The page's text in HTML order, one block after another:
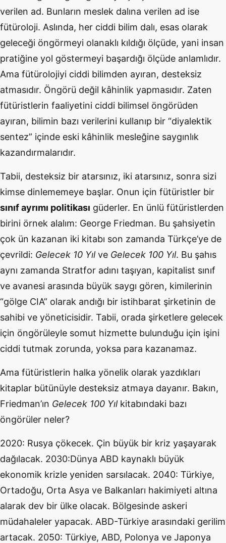
verilen ad. Bunların meslek dalına verilen ad ise
fütüroloji. Aslında, her ciddi bilim dalı, esas olarak
geleceği öngörmeyi olanaklı kıldığı ölçüde, yani insan
pratiğine yol göstermeyi başardığı ölçüde anlamlıdır.
Ama fütürolojiyi ciddi bilimden ayıran, desteksiz
atmasıdır. Öngörü değil kâhinlik yapmasıdır. Zaten
fütüristlerin faaliyetini ciddi bilimsel öngörüden
ayıran, bilimin bazı verilerini kullanıp bir “diyalektik
sentez” içinde eski kâhinlik mesleğine saygınlık
kazandırmalarıdır.
Tabii, desteksiz bir atarsınız, iki atarsınız, sonra sizi
kimse dinlememeye başlar. Onun için fütüristler bir
sınıf ayrımı politikası güderler. En ünlü fütüristlerden
birini örnek alalım: George Friedman. Bu şahsiyetin
çok ün kazanan iki kitabı son zamanda Türkçe’ye de
çevrildi: Gelecek 10 Yılve Gelecek 100 Yıl. Bu şahıs
aynı zamanda Stratfor adını taşıyan, kapitalist sınıf
ve avanesi arasında büyük saygı gören, kimilerinin
“gölge CIA” olarak andığı bir istihbarat şirketinin de
sahibi ve yöneticisidir. Tabii, orada şirketlere gelecek
için öngörüleyle somut hizmette bulunduğu için işini
ciddi tutmak zorunda, yoksa para kazanamaz.
Ama fütüristlerin halka yönelik olarak yazdıkları
kitaplar bütünüyle desteksiz atmaya dayanır. Bakın,
Friedman’ın Gelecek 100 Yılkitabındaki bazı
öngörüler neler?
2020: Rusya çökecek. Çin büyük bir kriz yaşayarak
dağılacak. 2030:Dünya ABD kaynaklı büyük
ekonomik krizle yeniden sarsılacak. 2040: Türkiye,
Ortadoğu, Orta Asya ve Balkanları hakimiyeti altına
alarak dev bir ülke olacak. Bölgesinde askeri
müdahaleler yapacak. ABD-Türkiye arasındaki gerilim
artacak. 2050: Türkiye, ABD, Polonya ve Japonya